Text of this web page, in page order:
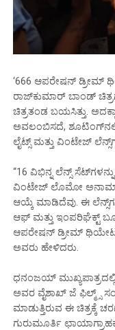
‘666 ಆಪರೇಷನ್ ಡ್ರೀಮ್
ರಾಜ್‌ಕುಮಾರ್ ಬಾಂಡ್‌
ಚಿತ್ರತಂಡ ಬಯಸಿತ್ತು.
ಅವಲಂಬಿಸದೆ,
ಲೈಟ್ಸ್ ಮತ್ತು ವಿಂಟೇಜ್
“16 ವಿಭಿನ್ನ ಲೆನ್ಸ್
ವಿಂಟೇಜ್ ಲೊಮೋ
ಆಯ್ಕೆ ಮಾಡಿದೆವು. ಈ
ಆಫ್ ಮತ್ತು ಇಂಪರಿಘೆಕ್ಟ್
ಆಪರೇಷನ್ ಡ್ರೀಮ್
ಅವರು ಹೇಳಿದರು.
ಧನಂಜಯ್
ಅವರ ವೈಶಾಖ್ ಜೆ ಫಿಲ್ಮ್ಸ್
ಮಾಡುತ್ತಿರುವ ಈ ಚಿತ್ರಕ್ಕೆ
ಗುರುಮೂರ್ತಿ